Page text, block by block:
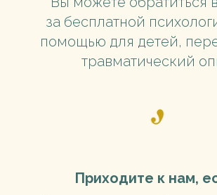
за бесплатной
помощью для детей,
травматический
Приходите к нам,